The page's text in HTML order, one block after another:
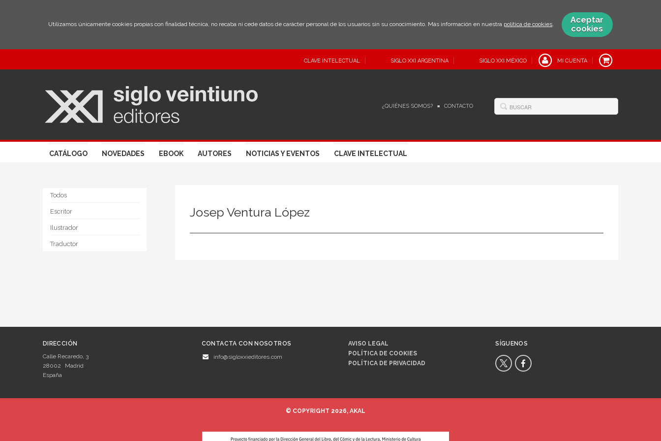
Utilizamos únicamente cookies propias con finalidad técnica, no recaba ni cede datos de carácter personal de los usuarios sin su conocimiento. Más información en nuestra política de cookies.
Aceptar
cookies
CLAVE INTELECTUAL SIGLO XXI ARGENTINA SIGLO XXI MÉXICO MI CUENTA
¿QUIÉNES SOMOS? CONTACTO
CATÁLOGO NOVEDADES EBOOK AUTORES NOTICIAS Y EVENTOS CLAVE INTELECTUAL
Todos
Escritor
Ilustrador
Traductor
Josep Ventura López
DIRECCIÓN
Calle Recaredo, 3
28002
Madrid
España
CONTACTA CON NOSOTROS
info@sigloxxieditores.com
AVISO LEGAL
POLÍTICA DE COOKIES
POLÍTICA DE PRIVACIDAD
SÍGUENOS
© COPYRIGHT 2026, AKAL